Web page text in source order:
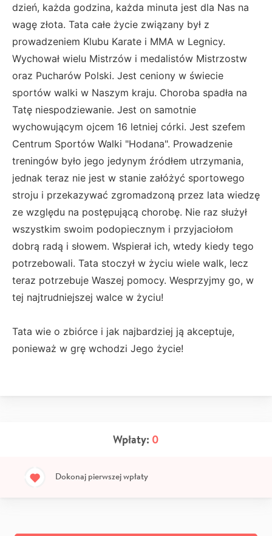
dzień, każda godzina, każda minuta jest dla Nas na
wagę złota. Tata całe życie związany był z
prowadzeniem Klubu Karate i MMA w Legnicy.
Wychował wielu Mistrzów i medalistów Mistrzostw
oraz Pucharów Polski. Jest ceniony w świecie
sportów walki w Naszym kraju. Choroba spadła na
Tatę niespodziewanie. Jest on samotnie
wychowującym ojcem 16 letniej córki. Jest szefem
Centrum Sportów Walki "Hodana". Prowadzenie
treningów było jego jedynym źródłem utrzymania,
jednak teraz nie jest w stanie załóżyć sportowego
stroju i przekazywać zgromadzoną przez lata wiedzę
ze względu na postępującą chorobę. Nie raz służył
wszystkim swoim podopiecznym i przyjaciołom
dobrą radą i słowem. Wspierał ich, wtedy kiedy tego
potrzebowali. Tata stoczył w życiu wiele walk, lecz
teraz potrzebuje Waszej pomocy. Wesprzyjmy go, w
tej najtrudniejszej walce w życiu!
Tata wie o zbiórce i jak najbardziej ją akceptuje,
ponieważ w grę wchodzi Jego życie!
Wpłaty: 0
Dokonaj pierwszej wpłaty